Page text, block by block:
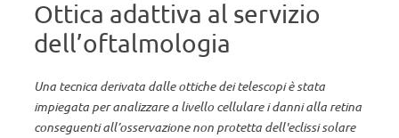
Ottica adattiva al servizio
dell’oftalmologia
Una tecnica derivata dalle ottiche dei telescopi è stata
impiegata per analizzare a livello cellulare i danni alla retina
conseguenti all’osservazione non protetta dell'eclissi solare